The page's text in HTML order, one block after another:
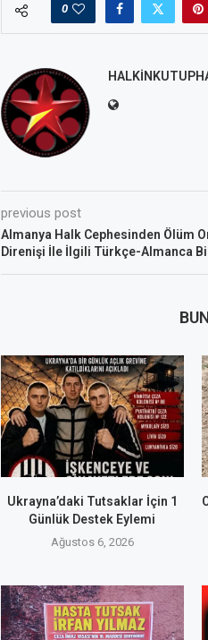
0
previous post
Almanya Halk Cephesinden Ölüm
Direnişi İle İlgili Türkçe-Almanca
Ukrayna’daki Tutsaklar İçin 1
Günlük Destek Eylemi
Ağustos 6, 2026